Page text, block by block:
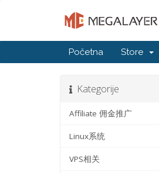
Početna Store
Kategorije
Affiliate 佣金推广
Linux系统
VPS相关